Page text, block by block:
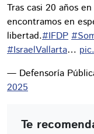
Tras casi 20 años
encontramos en
libertad.#IFDP
#IsraelVallarta…
— Defensoría
2025
Te